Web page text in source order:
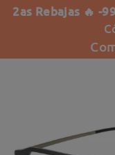
2as Rebajas 🔥 -